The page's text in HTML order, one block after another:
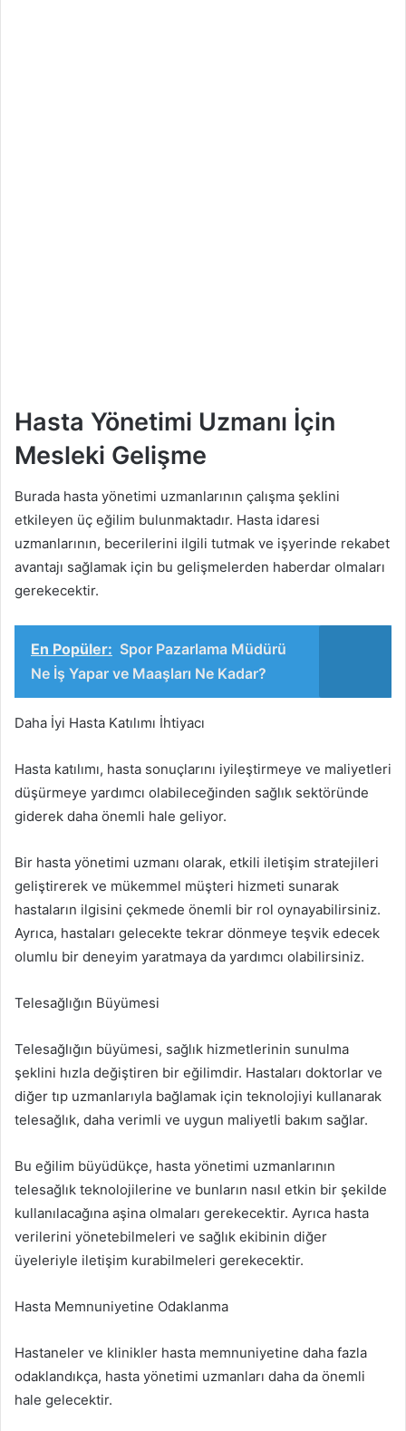
Hasta Yönetimi Uzmanı İçin
Mesleki Gelişme
Burada hasta yönetimi uzmanlarının çalışma şeklini
etkileyen üç eğilim bulunmaktadır. Hasta idaresi
uzmanlarının, becerilerini ilgili tutmak ve işyerinde rekabet
avantajı sağlamak için bu gelişmelerden haberdar olmaları
gerekecektir.
En Popüler: Spor Pazarlama Müdürü
Ne İş Yapar ve Maaşları Ne Kadar?
Daha İyi Hasta Katılımı İhtiyacı
Hasta katılımı, hasta sonuçlarını iyileştirmeye ve maliyetleri
düşürmeye yardımcı olabileceğinden sağlık sektöründe
giderek daha önemli hale geliyor.
Bir hasta yönetimi uzmanı olarak, etkili iletişim stratejileri
geliştirerek ve mükemmel müşteri hizmeti sunarak
hastaların ilgisini çekmede önemli bir rol oynayabilirsiniz.
Ayrıca, hastaları gelecekte tekrar dönmeye teşvik edecek
olumlu bir deneyim yaratmaya da yardımcı olabilirsiniz.
Telesağlığın Büyümesi
Telesağlığın büyümesi, sağlık hizmetlerinin sunulma
şeklini hızla değiştiren bir eğilimdir. Hastaları doktorlar ve
diğer tıp uzmanlarıyla bağlamak için teknolojiyi kullanarak
telesağlık, daha verimli ve uygun maliyetli bakım sağlar.
Bu eğilim büyüdükçe, hasta yönetimi uzmanlarının
telesağlık teknolojilerine ve bunların nasıl etkin bir şekilde
kullanılacağına aşina olmaları gerekecektir. Ayrıca hasta
verilerini yönetebilmeleri ve sağlık ekibinin diğer
üyeleriyle iletişim kurabilmeleri gerekecektir.
Hasta Memnuniyetine Odaklanma
Hastaneler ve klinikler hasta memnuniyetine daha fazla
odaklandıkça, hasta yönetimi uzmanları daha da önemli
hale gelecektir.